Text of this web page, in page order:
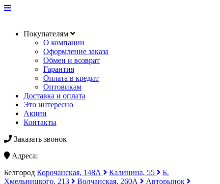
Покупателям
О компании
Оформление заказа
Обмен и возврат
Гарантия
Оплата в кредит
Оптовикам
Доставка и оплата
Это интересно
Акции
Контакты
Заказать звонок
Адреса:
Белгород Корочанская, 148А Калинина, 55
Б.
Хмельницкого, 213
Волчанская, 260А
Авторынок